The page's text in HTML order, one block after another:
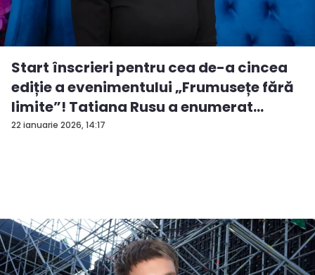
22 ianuarie 2026, 14:17
Start înscrieri pentru cea de-a cincea
ediție a evenimentului „Frumusețe fără
limite”! Tatiana Rusu a enumerat
criter...